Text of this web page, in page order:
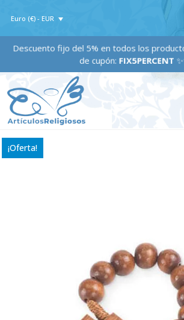
Euro (€) - EUR
Descuento fijo del 5% en todos los
de cupón:FIX5PERCENT
¡Oferta!